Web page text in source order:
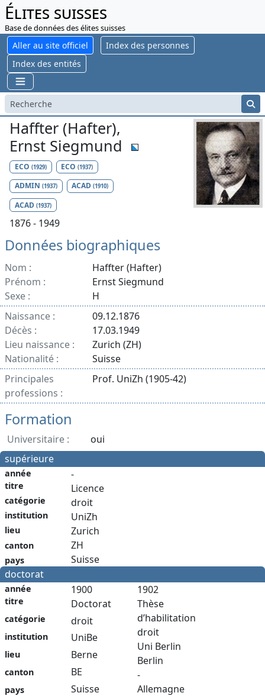
Élites suisses
Base de données des élites suisses
Aller au site officiel
Index des personnes
Index des entités
Haffter (Hafter),
Ernst Siegmund
ECO (1929) ECO(1937)
ADMIN (1937) ACAD(1910)
ACAD (1937)
1876 - 1949
Données biographiques
Nom :
Haffter (Hafter)
Prénom :
Ernst Siegmund
Sexe :
H
Naissance :
09.12.1876
Décès :
17.03.1949
Lieu naissance :
Zurich (ZH)
Nationalité :
Suisse
Principales
professions :
Prof. UniZh (1905-42)
Formation
Universitaire :
oui
supérieure
année
titre
catégorie
institution
lieu
canton
pays
-
Licence
droit
UniZh
Zurich
ZH
Suisse
doctorat
année
titre
catégorie
institution
lieu
canton
pays
1900
Doctorat
droit
UniBe
Berne
BE
Suisse
1902
Thèse
d’habilitation
droit
Uni Berlin
Berlin
-
Allemagne